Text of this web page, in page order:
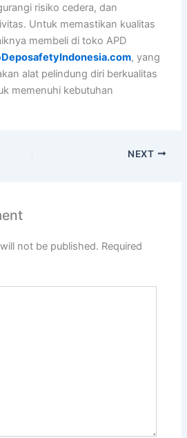
risiko cedera, dan
Untuk memastikan kualitas
membeli di toko APD
DeposafetyIndonesia.com, yang
alat pelindung diri berkualitas
memenuhi kebutuhan
NEXT
not be published. Required